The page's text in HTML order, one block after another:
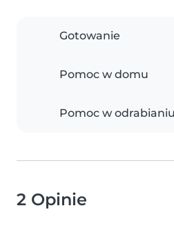
Gotowanie
Pomoc w domu
Pomoc w
2 Opinie